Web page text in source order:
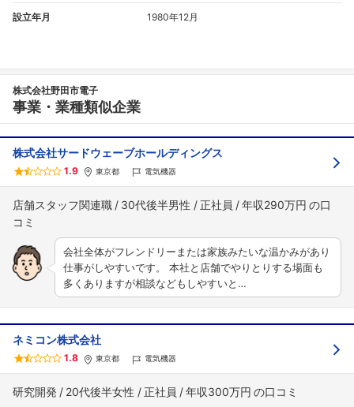
フォローしました
こちらの企業もフォローしませんか？
設立年月 1980年12月
株式会社野田市電子
事業・業種類似企業
株式会社サードウェーブホールディングス
1.9 東京都 電気機器
店舗スタッフ関連職 30代後半男性 正社員 年収290万円
会社全体がフレンドリーまたは家族みたいな温かみがあり
仕事がしやすいです。 本社と店舗でやりとりする場面も
多くありますが相談などもしやすいと…
ネミコン株式会社
1.8 東京都 電気機器
研究開発 20代後半女性 正社員 年収300万円